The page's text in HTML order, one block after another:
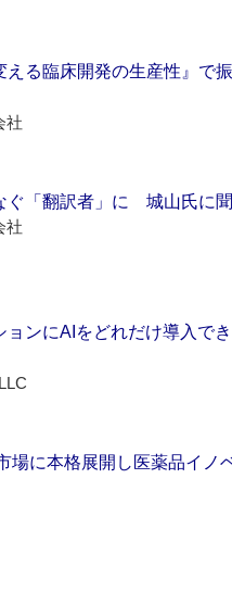
える臨床開発の生産性』で
社
ぐ「翻訳者」に 城山氏に聞
社
ンにAIをどれだけ導入で
場に本格展開し医薬品イノ